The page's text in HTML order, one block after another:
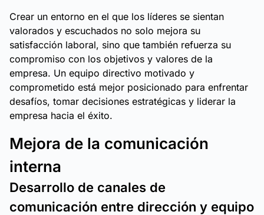
Crear un entorno en el que los líderes se sientan
valorados y escuchados no solo mejora su
satisfacción laboral, sino que también refuerza su
compromiso con los objetivos y valores de la
empresa. Un equipo directivo motivado y
comprometido está mejor posicionado para enfrentar
desafíos, tomar decisiones estratégicas y liderar la
empresa hacia el éxito.
Mejora de la comunicación
interna
Desarrollo de canales de
comunicación entre dirección y equipo